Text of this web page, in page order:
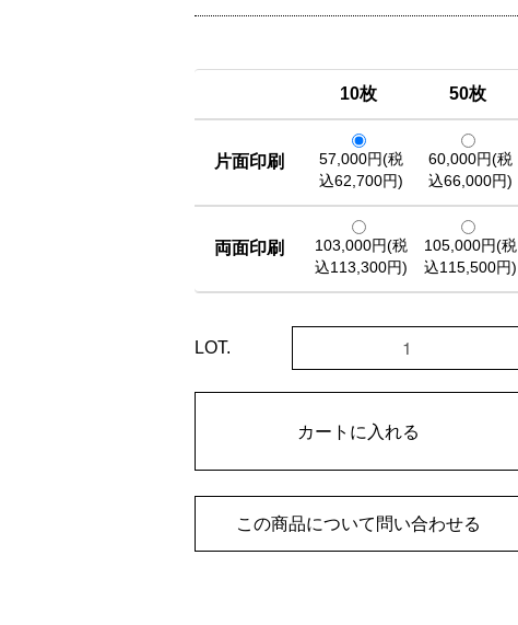
10枚 50枚
片面印刷
57,000円(税
込62,700円)
60,000円(税
込66,000円)
両面印刷
103,000円(税
込113,300円)
105,000円(税
込115,500円)
LOT.
カートに入れる
この商品について問い合わせる